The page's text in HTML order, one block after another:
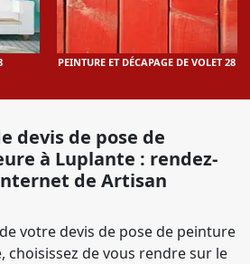
PEINTURE ET DÉCAPAGE DE VOLET 28
devis de pose de
à Luplante : rendez-
de Artisan
votre devis de pose de peinture
choisissez de vous rendre sur le